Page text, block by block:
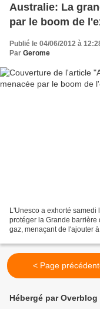
Australie: La
par le boom de
Publié le 04/06/2012 à
Par Gerome
L'Unesco a exhorté
protéger la Grande barrière
gaz, menaçant de l'ajouter
< Page
Hébergé par Overblog